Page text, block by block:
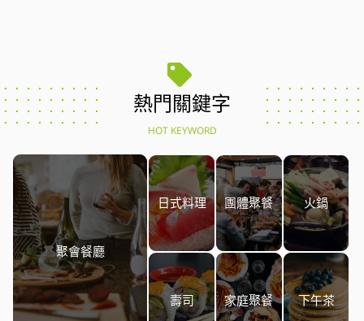
熱門關鍵字
HOT KEYWORD
聚會餐廳
日式料理 團體聚餐 火鍋
壽司 家庭聚餐 下午茶